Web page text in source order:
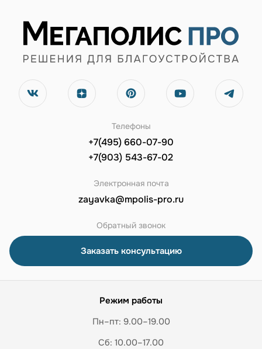
Телефоны
+7(495) 660-07-90
+7(903) 543-67-02
Электронная почта
zayavka@mpolis-pro.ru
Обратный звонок
Заказать консультацию
Режим работы
Пн–пт: 9.00–19.00
Сб: 10.00–17.00